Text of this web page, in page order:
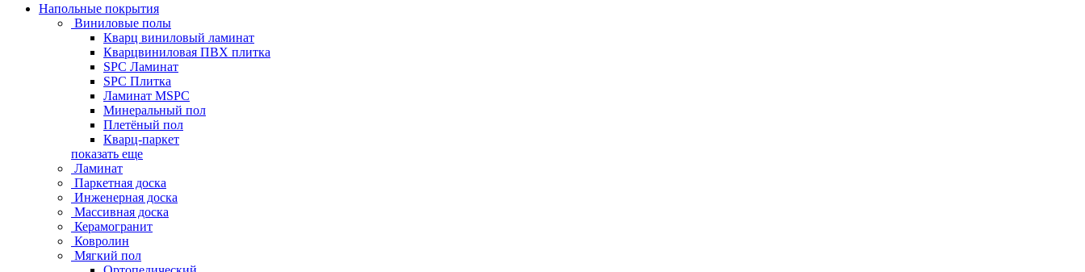
Напольные покрытия
Виниловые полы
Кварц виниловый ламинат
Кварцвиниловая ПВХ плитка
SPC Ламинат
SPC Плитка
Ламинат MSPC
Минеральный пол
Плетёный пол
Кварц-паркет
показать еще
Ламинат
Паркетная доска
Инженерная доска
Массивная доска
Керамогранит
Ковролин
Мягкий пол